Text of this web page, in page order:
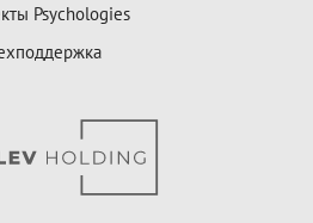
Psychologies